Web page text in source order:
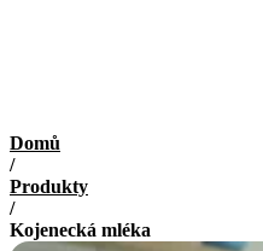
Domů
/
Produkty
/
Kojenecká mléka